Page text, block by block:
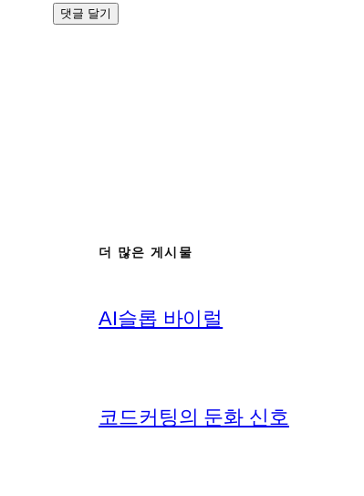
더 많은 게시물
AI슬롭 바이럴
코드커팅의 둔화 신호